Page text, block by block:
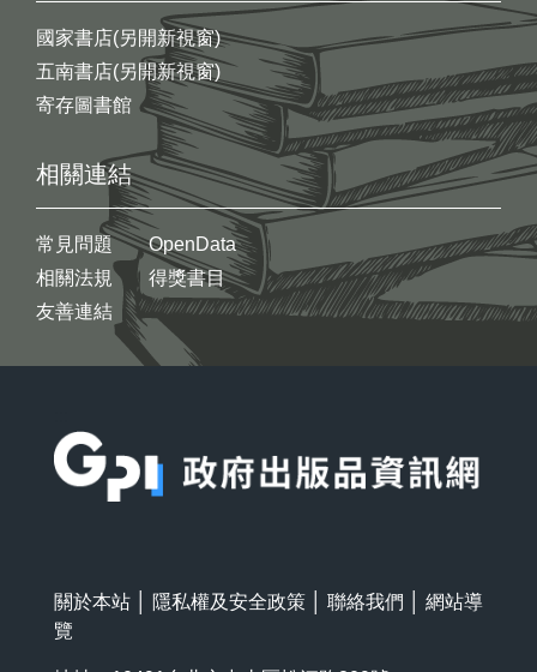
國家書店(另開新視窗)
五南書店(另開新視窗)
寄存圖書館
相關連結
常見問題
相關法規
友善連結
OpenData
得獎書目
關於本站 隱私權及安全政策 聯絡我們
網站導
覽